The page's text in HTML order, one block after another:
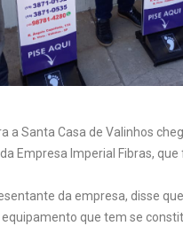
a Santa Casa de Valinhos
Empresa Imperial Fibras,
da empresa, disse
que tem se